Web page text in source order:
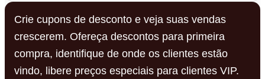
Crie cupons de desconto e veja suas vendas
crescerem. Ofereça descontos para primeira
compra, identifique de onde os clientes estão
vindo, libere preços especiais para clientes VIP.